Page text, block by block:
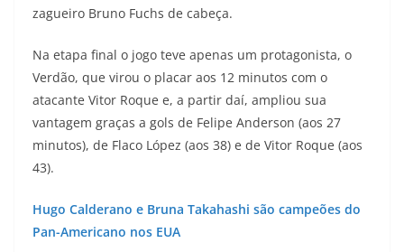
zagueiro Bruno Fuchs de cabeça.
Na etapa final o jogo teve apenas um protagonista, o
Verdão, que virou o placar aos 12 minutos com o
atacante Vitor Roque e, a partir daí, ampliou sua
vantagem graças a gols de Felipe Anderson (aos 27
minutos), de Flaco López (aos 38) e de Vitor Roque (aos
43).
Hugo Calderano e Bruna Takahashi são campeões do
Pan-Americano nos EUA